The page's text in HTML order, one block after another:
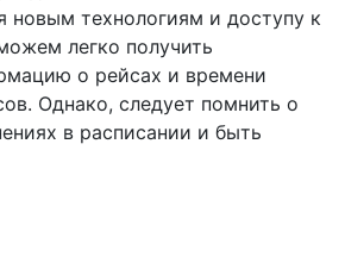
новым технологиям и доступу к
легко получить
о рейсах и времени
Однако, следует помнить о
в расписании и быть